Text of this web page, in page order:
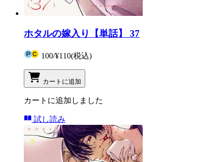
ホタルの嫁入り【単話】 37
100/¥110(税込)
カートに追加
カートに追加しました
試し読み